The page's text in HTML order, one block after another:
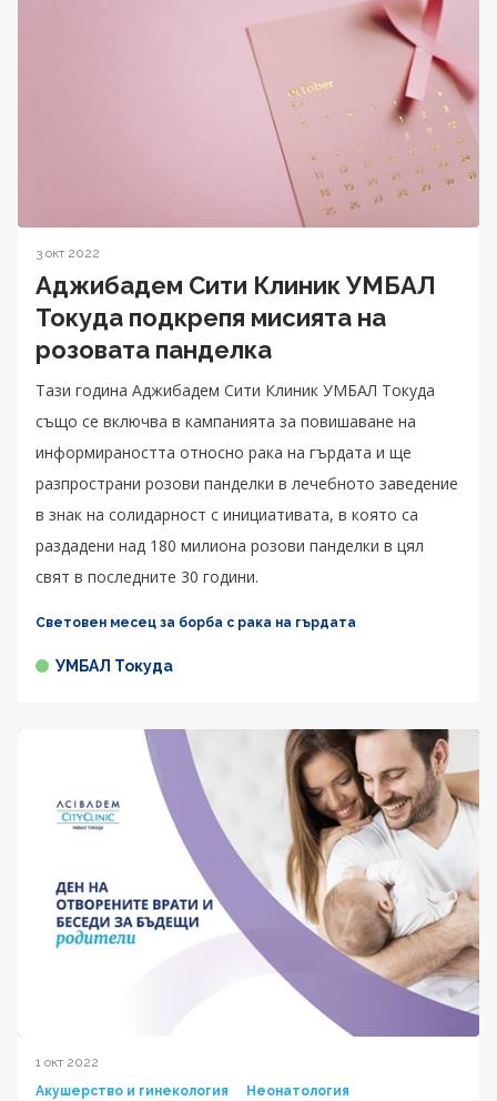
3 окт 2022
Аджибадем Сити Клиник УМБАЛ
Токуда подкрепя мисията на
розовата панделка
Тази година Аджибадем Сити Клиник УМБАЛ Токуда
също се включва в кампанията за повишаване на
информираността относно рака на гърдата и ще
разпространи розови панделки в лечебното заведение
в знак на солидарност с инициативата, в която са
раздадени над 180 милиона розови панделки в цял
свят в последните 30 години.
Световен месец за борба с рака на гърдата
УМБАЛ Токуда
1 окт 2022
Акушерство и гинекология
Неонатология